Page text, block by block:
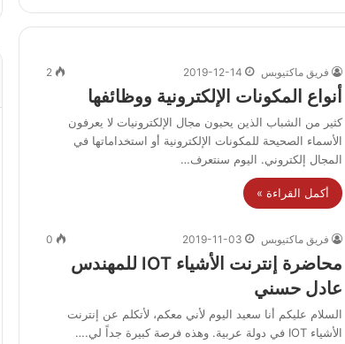
فريق ماكتيوبس 2019-12-14
2
أنواع المكونات الإلكترونية ووظائفها
كثير من الشباب الذين يحبون مجال الإلكترونيات لا يعرفون
الأسماء الصحيحة للمكونات الإلكترونية أو استخداماتها في
المجال إلكتروني. اليوم سنتعرف…
أكمل القراءة »
فريق ماكتيوبس 2019-11-03
0
محاضرة إنترنت الأشياء IOT للمهندس
عادل حسني
السلام عليكم أنا سعيد اليوم لأني معكم، لأتكلم عن إنترنت
الأشياء IOT في دولة عربية. وهذه فرصة كبيرة جداً لي.…